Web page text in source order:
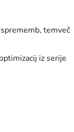
temveč
iz serije